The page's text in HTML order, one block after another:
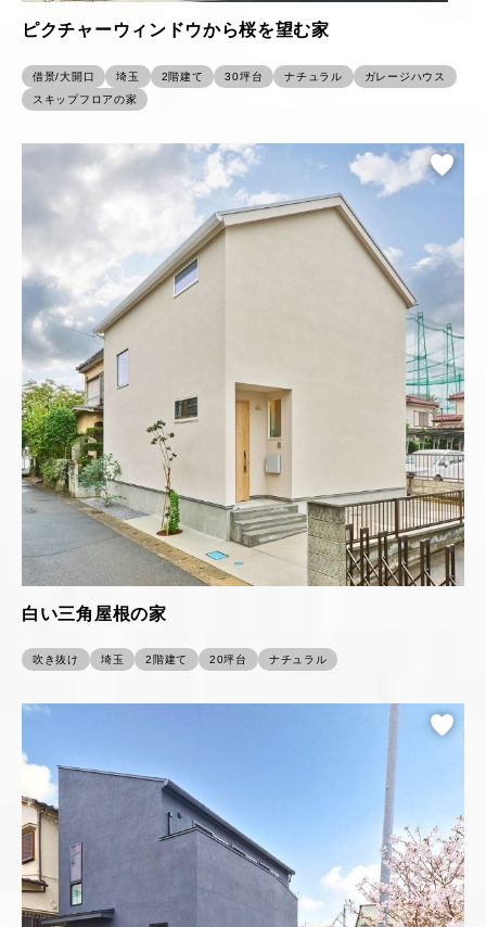
ピクチャーウィンドウから桜を望む家
借景/大開口 埼玉 2階建て 30坪台 ナチュラル
ガレージハウス
スキップフロアの家
白い三角屋根の家
吹き抜け 埼玉 2階建て 20坪台 ナチュラル